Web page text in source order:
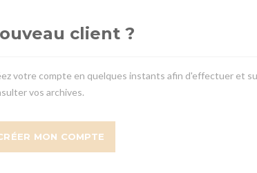
client ?
votre compte en quelques instants afin d'effectuer et
vos archives.
MON COMPTE